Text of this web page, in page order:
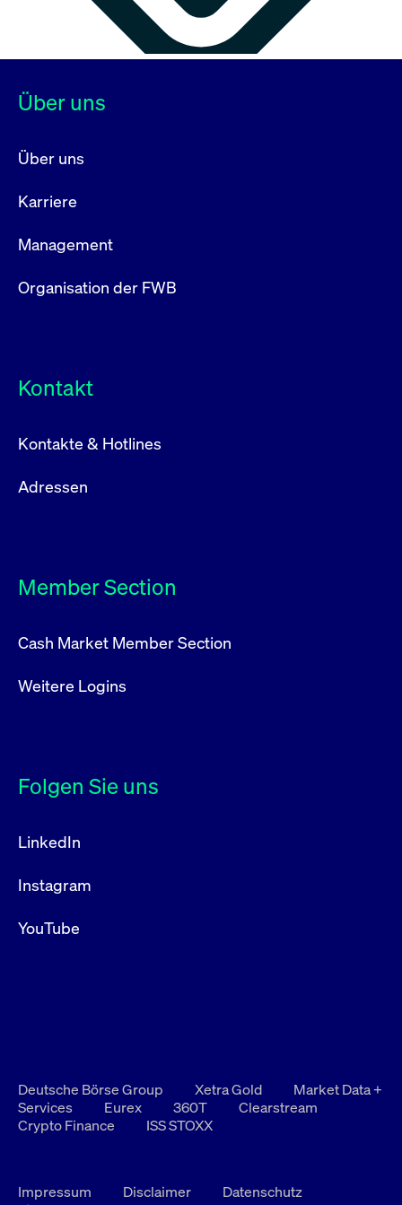
Über uns
Über uns
Karriere
Management
Organisation der FWB
Kontakt
Kontakte & Hotlines
Adressen
Member Section
Cash Market Member Section
Weitere Logins
Folgen Sie uns
LinkedIn
Instagram
YouTube
Deutsche Börse Group Xetra Gold
Market Data +
Services
Eurex 360T
Clearstream
Crypto Finance
ISS STOXX
Impressum Disclaimer
Datenschutz